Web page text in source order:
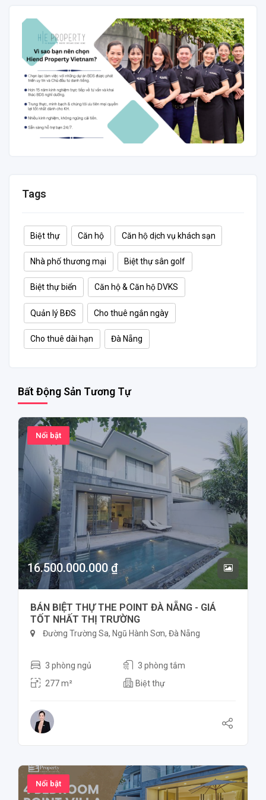
Tags
Biệt thự Căn hộ Căn hộ dịch vụ khách sạn
Nhà phố thương mại Biệt thự sân golf
Biệt thự biển Căn hộ & Căn hộ DVKS
Quản lý BĐS Cho thuê ngắn ngày
Cho thuê dài hạn Đà Nẵng
Bất Động Sản Tương Tự
Nổi bật
16.500.000.000 ₫
BÁN BIỆT THỰ THE POINT ĐÀ NẴNG - GIÁ
TỐT NHẤT THỊ TRƯỜNG
Đường Trường Sa, Ngũ Hành Sơn, Đà Nẵng
3 phòng ngủ
3 phòng tắm
277 m²
Biệt thự
Nổi bật